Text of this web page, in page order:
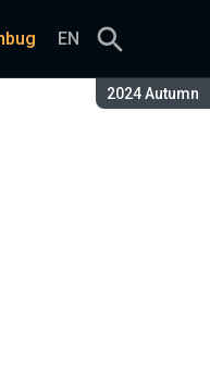
Сезон:
2024 Autumn
EN